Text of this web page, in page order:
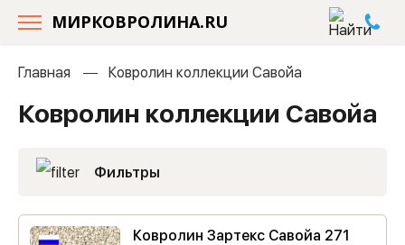
МИРКОВРОЛИНА.RU
Главная Ковролин коллекции Савойа
Ковролин коллекции Савойа
Фильтры
Ковролин Зартекс Савойа 271